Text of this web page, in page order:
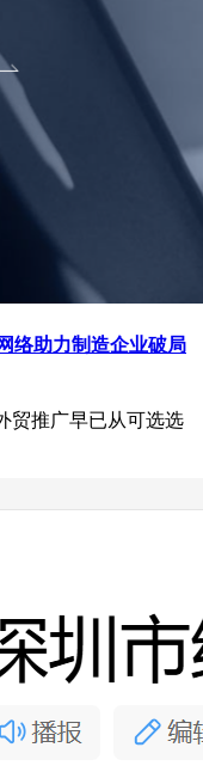
络助力制造企业破局
贸推广早已从可选选